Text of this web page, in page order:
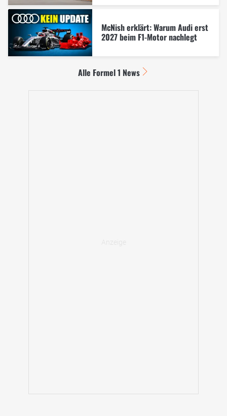
McNish erklärt: Warum Audi erst
2027 beim F1-Motor nachlegt
Alle Formel 1 News